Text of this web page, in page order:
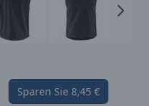
Sparen Sie 8,45 €